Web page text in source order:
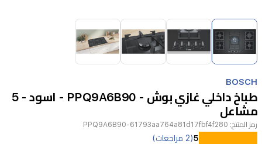
Item
1
of
4
1
of
4
BOSCH
طباخ داخلي غازي بوش - PPQ9A6B90 - اسود - 5
مشاعل
رمز المنتج: PPQ9A6B90-61793aa764a81d17fbf4f280
5(2 مراجعات)